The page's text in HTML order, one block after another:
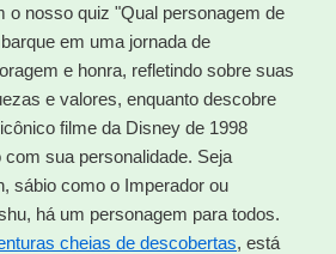
o nosso quiz "Qual personagem de
em uma jornada de
e honra, refletindo sobre suas
e valores, enquanto descobre
filme da Disney de 1998
sua personalidade. Seja
sábio como o Imperador ou
há um personagem para todos.
cheias de descobertas, está